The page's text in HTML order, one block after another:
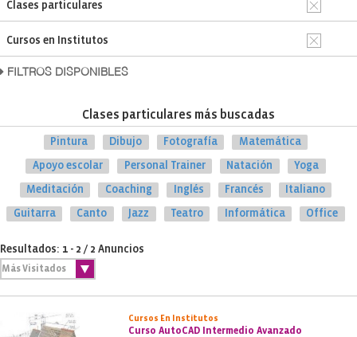
Clases particulares
Cursos en Institutos
FILTROS DISPONIBLES
Clases particulares más buscadas
Pintura Dibujo Fotografía Matemática
Apoyo escolar Personal Trainer Natación Yoga
Meditación Coaching Inglés Francés Italiano
Guitarra Canto Jazz Teatro Informática Office
Resultados: 1 - 2 / 2 Anuncios
Cursos En Institutos
Curso AutoCAD Intermedio Avanzado